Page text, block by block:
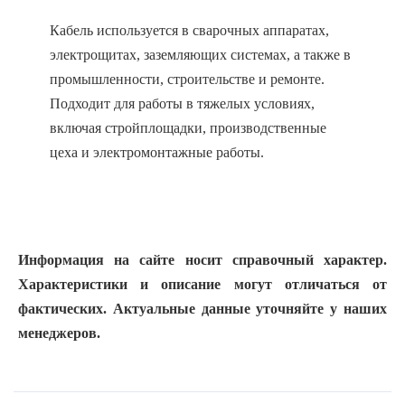
Кабель используется в сварочных аппаратах,
электрощитах, заземляющих системах, а также в
промышленности, строительстве и ремонте.
Подходит для работы в тяжелых условиях,
включая стройплощадки, производственные
цеха и электромонтажные работы.
Информация на сайте носит справочный характер.
Характеристики и описание могут отличаться от
фактических. Актуальные данные уточняйте у наших
менеджеров.